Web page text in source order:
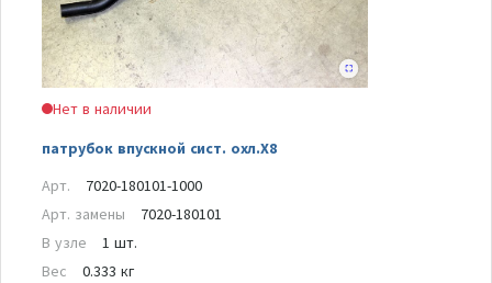
Нет в наличии
патрубок впускной сист. охл.Х8
Арт.
7020-180101-1000
Арт. замены
7020-180101
В узле
1 шт.
Вес
0.333 кг